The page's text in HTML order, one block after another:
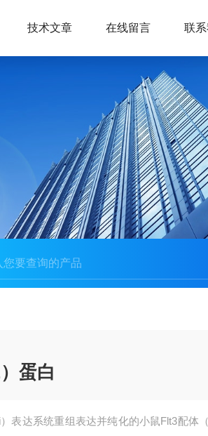
技术文章 在线留言 联
蛋白
表达系统重组表达并纯化的小鼠Flt3配体（